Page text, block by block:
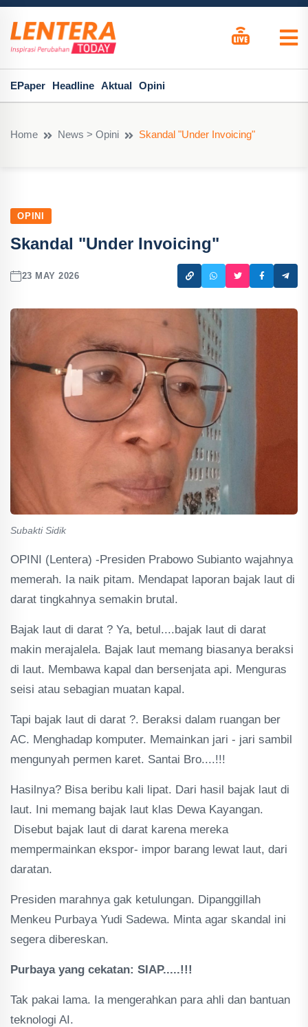
EPaper Headline Aktual Opini
Home News > Opini Skandal "Under Invoicing"
OPINI
Skandal "Under Invoicing"
23 MAY 2026
Subakti Sidik
OPINI (Lentera) -Presiden Prabowo Subianto wajahnya
memerah. Ia naik pitam. Mendapat laporan bajak laut di
darat tingkahnya semakin brutal.
Bajak laut di darat ? Ya, betul....bajak laut di darat
makin merajalela. Bajak laut memang biasanya beraksi
di laut. Membawa kapal dan bersenjata api. Menguras
seisi atau sebagian muatan kapal.
Tapi bajak laut di darat ?. Beraksi dalam ruangan ber
AC. Menghadap komputer. Memainkan jari - jari sambil
mengunyah permen karet. Santai Bro....!!!
Hasilnya? Bisa beribu kali lipat. Dari hasil bajak laut di
laut. Ini memang bajak laut klas Dewa Kayangan.
Disebut bajak laut di darat karena mereka
mempermainkan ekspor- impor barang lewat laut, dari
daratan.
Presiden marahnya gak ketulungan. Dipanggillah
Menkeu Purbaya Yudi Sadewa. Minta agar skandal ini
segera dibereskan.
Purbaya yang cekatan: SIAP.....!!!
Tak pakai lama. Ia mengerahkan para ahli dan bantuan
teknologi AI.